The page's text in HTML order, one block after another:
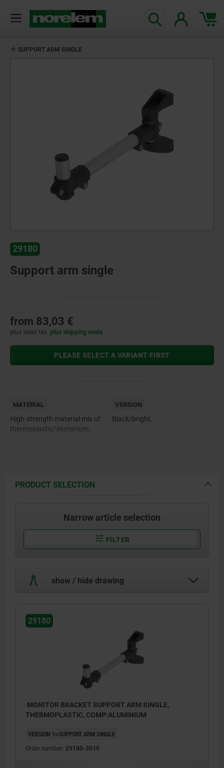
SUPPORT ARM SINGLE
29180
Support arm single
from 83,03 €
plus sales tax plus shipping costs
PLEASE SELECT A VARIANT FIRST
MATERIAL
High-strength material mix of
thermoplastic/aluminium.
VERSION
Black/bright.
PRODUCT SELECTION
Narrow article selection
FILTER
show / hide drawing
29180
MONITOR BRACKET SUPPORT ARM SINGLE,
THERMOPLASTIC, COMP:ALUMINIUM
VERSION 1=SUPPORT ARM SINGLE
Order number: 29180-3010